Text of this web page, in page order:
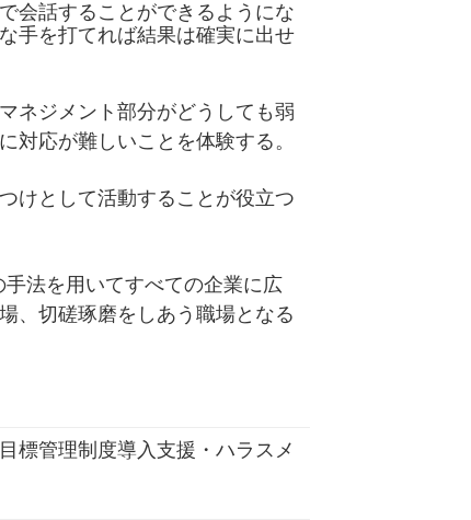
会話することができるようにな
手を打てれば結果は確実に出せ
ネジメント部分がどうしても弱
対応が難しいことを体験する。
けとして活動することが役立つ
法を用いてすべての企業に広
、切磋琢磨をしあう職場となる
標管理制度導入支援・ハラスメ